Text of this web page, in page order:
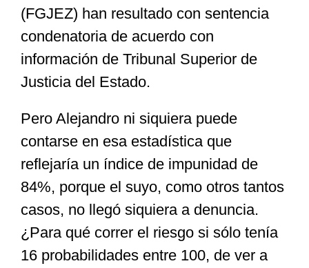
(FGJEZ) han resultado con sentencia
condenatoria de acuerdo con
información de Tribunal Superior de
Justicia del Estado.
Pero Alejandro ni siquiera puede
contarse en esa estadística que
reflejaría un índice de impunidad de
84%, porque el suyo, como otros tantos
casos, no llegó siquiera a denuncia.
¿Para qué correr el riesgo si sólo tenía
16 probabilidades entre 100, de ver a